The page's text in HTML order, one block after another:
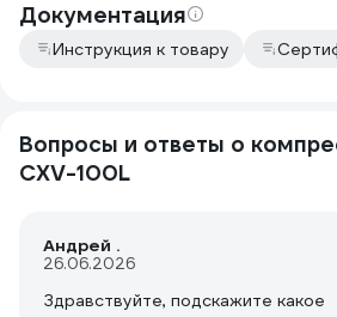
Документация
Инструкция к товару
Вопросы и ответы о
CXV-100L
Андрей .
26.06.2026
Здравствуйте, подскажите какое